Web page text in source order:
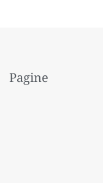
Pagine